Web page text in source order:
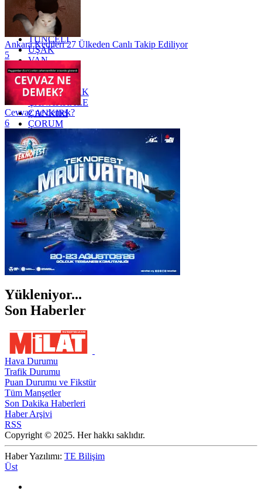
TEKİRDAĞ
TOKAT
TRABZON
TUNCELİ
UŞAK
VAN
YALOVA
YOZGAT
ZONGULDAK
ÇANAKKALE
ÇANKIRI
ÇORUM
İSTANBUL
İZMİR
ŞANLIURFA
ŞIRNAK
Ankara Kedileri 27 Ülkeden Canlı Takip Ediliyor
5
Cevvaz ne demek?
6
Yükleniyor...
Son Haberler
Hava Durumu
Trafik Durumu
Puan Durumu ve Fikstür
Tüm Manşetler
Son Dakika Haberleri
Haber Arşivi
RSS
Copyright © 2025. Her hakkı saklıdır.
Haber Yazılımı: TE Bilişim
Üst